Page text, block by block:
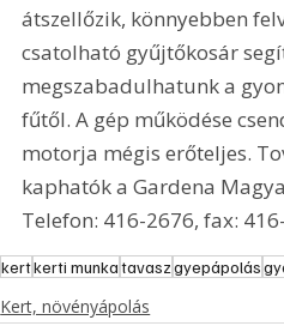
átszellőzik, könnyebben
csatolható gyűjtőkosár
megszabadulhatunk a
fűtől. A gép működése
motorja mégis erőteljes.
kaphatók a Gardena
Telefon: 416-2676, fax:
kertkerti munkatavaszgyepápolás
Kert, növényápolás